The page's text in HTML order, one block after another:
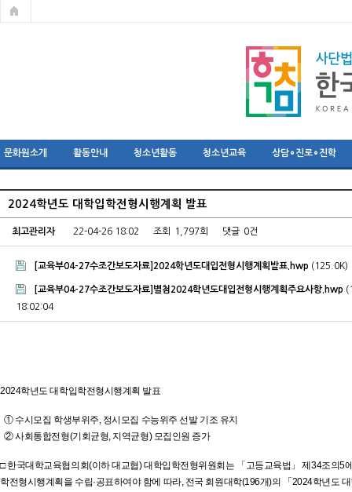
문화원소개 활동안내 청소년활동 청소년교육 상담∘진로∘진학
2024학년도 대학입학전형시행계획 발표
최고관리자 22-04-26 18:02 조회 1,797회 댓글 0건
[교육부04-27수조간보도자료]2024학년도대입전형시행계획발표.hwp (125.0K)
[교육부04-27수조간보도자료]별첨2024학년도대입전형시행계획주요사항.hwp
18:02:04
2024학년도 대학입학전형시행계획 발표
① 수시모집 학생부위주, 정시모집 수능위주 선발 기조 유지
② 사회통합전형(기회균형, 지역균형) 모집인원 증가
□ 한국대학교육협의회(이하 대교협) 대학입학전형위원회는 「고등교육법」 제34조의5
학전형시행계획을 수립·공표하여야 함에 따라, 전국 회원대학(196개)의 「2024학년도